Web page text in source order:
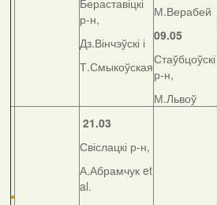
Бераставіцкі
р-н,
Дз.Вінчэўскі і
Т.Смыкоўская
М.Верабей
09.05
Стаўбцоўскі
р-н,
М.Львоў
21.03
Свіслацкі р-н,
А.Абрамчук et
al.